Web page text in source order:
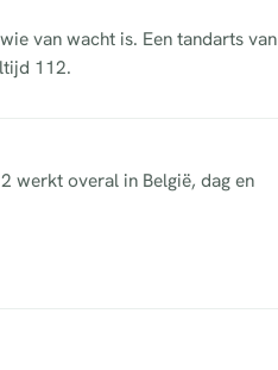
van wacht is. Een tandarts van
112.
werkt overal in België, dag en